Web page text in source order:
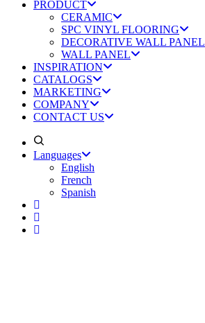
PRODUCT
CERAMIC
SPC VINYL FLOORING
DECORATIVE WALL PANEL
WALL PANEL
INSPIRATION
CATALOGS
MARKETING
COMPANY
CONTACT US
Languages
English
French
Spanish